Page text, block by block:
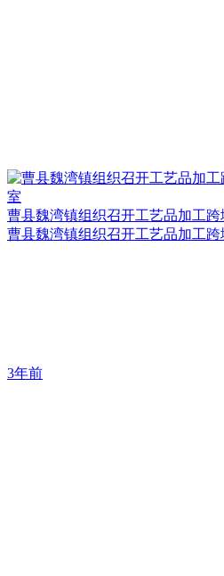
曹县魏湾镇组织召开工艺品加工
曹县魏湾镇组织召开工艺品加工
3年前